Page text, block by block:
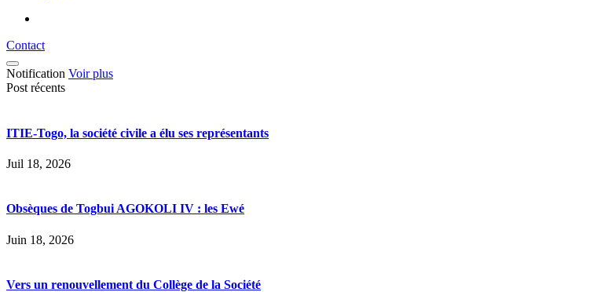
Contact
Notification Voir plus
Post récents
ITIE-Togo, la société civile a élu ses représentants
Juil 18, 2026
Obsèques de Togbui AGOKOLI IV : les Ewé
Juin 18, 2026
Vers un renouvellement du Collège de la Société